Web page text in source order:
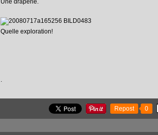
Une draperie.
Quelle exploration!
.
Repost 0